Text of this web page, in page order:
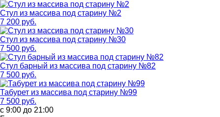
Стул из массива под старину №2
7 200 руб.
Стул из массива под старину №30
7 500 руб.
Стул барный из массива под старину №82
7 500 руб.
Табурет из массива под старину №99
7 500 руб.
с 9:00 до 21:00